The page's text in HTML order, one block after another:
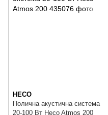
HECO
Полична акустична система
20-100 Вт Heco Atmos 200